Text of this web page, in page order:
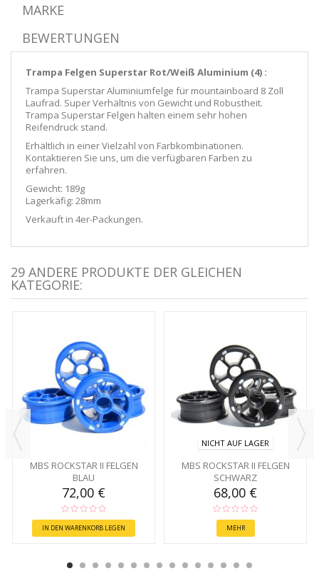
MARKE
BEWERTUNGEN
Trampa Felgen Superstar Rot/Weiß Aluminium (4) :
Trampa Superstar Aluminiumfelge für mountainboard 8 Zoll
Laufrad. Super Verhältnis von Gewicht und Robustheit.
Trampa Superstar Felgen halten einem sehr hohen
Reifendruck stand.
Erhältlich in einer Vielzahl von Farbkombinationen.
Kontaktieren Sie uns, um die verfügbaren Farben zu
erfahren.
Gewicht: 189g
Lagerkäfig: 28mm
Verkauft in 4er-Packungen.
29 ANDERE PRODUKTE DER GLEICHEN
KATEGORIE:
MBS ROCKSTAR II FELGEN
BLAU
72,00 €
IN DEN WARENKORB LEGEN
NICHT AUF LAGER
MBS ROCKSTAR II FELGEN
SCHWARZ
68,00 €
MEHR